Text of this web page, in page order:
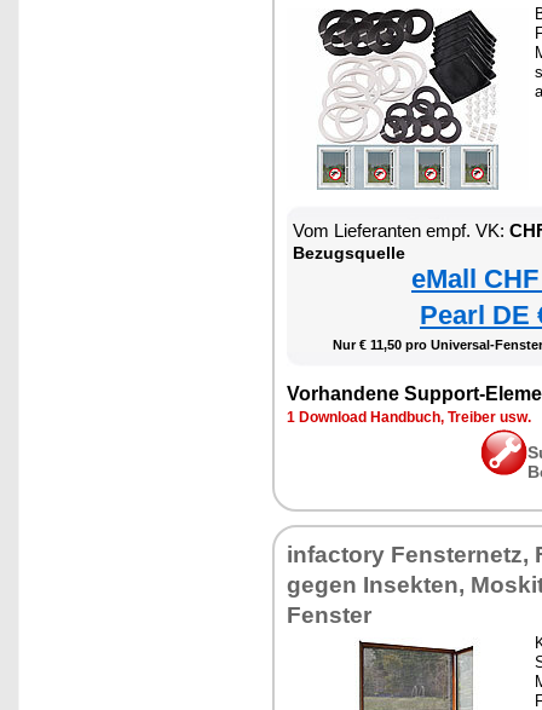
Vom Lieferanten empf. VK:
Bezugsquelle
eMall
Pearl DE
Nur € 11,50 pro Universal-
Vorhandene Support-
1 Download Handbuch, Treiber usw.
infactory Fensternetz,
gegen Insekten,
Fenster